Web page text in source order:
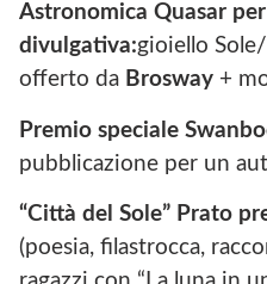
Astronomica Quasar
divulgativa:gioiello
offerto da Brosway +
Premio speciale
pubblicazione per un
“Città del Sole” Prato
(poesia, filastrocca,